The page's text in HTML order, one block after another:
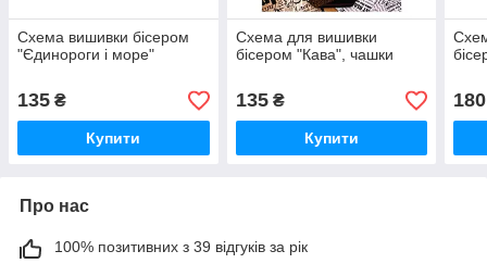
Схема вишивки бісером
"Єдинороги і море"
135 ₴
Купити
Схема для вишивки
бісером "Кава", чашки
135₴
Купити
180
Про нас
100% позитивних з 39 відгуків за рік